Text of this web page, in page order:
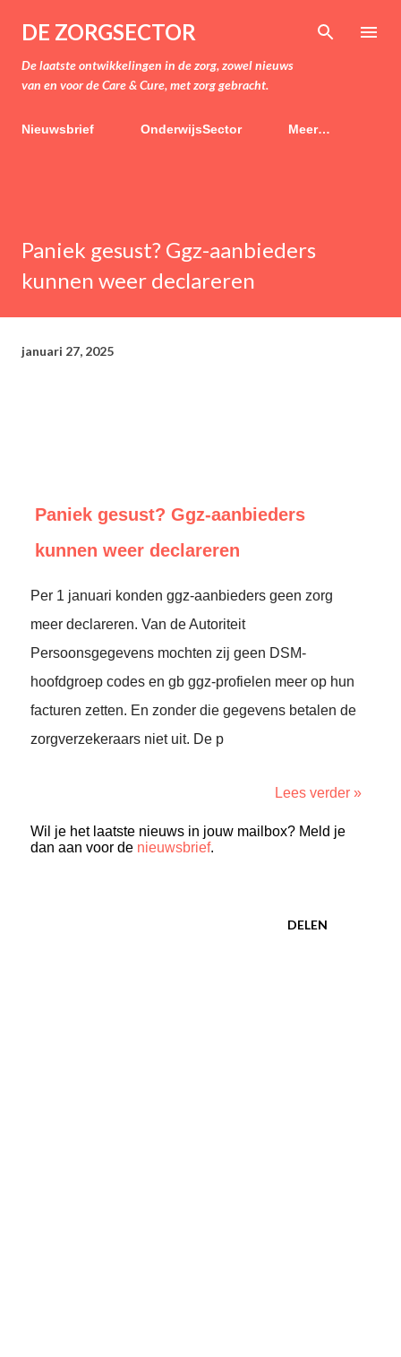
Doorgaan naar hoofdcontent
DE ZORGSECTOR
De laatste ontwikkelingen in de zorg, zowel nieuws
van en voor de Care & Cure, met zorg gebracht.
Nieuwsbrief OnderwijsSector Meer…
Paniek gesust? Ggz-aanbieders
kunnen weer declareren
januari 27, 2025
Paniek gesust? Ggz-aanbieders
kunnen weer declareren
Per 1 januari konden ggz-aanbieders geen zorg
meer declareren. Van de Autoriteit
Persoonsgegevens mochten zij geen DSM-
hoofdgroep codes en gb ggz-profielen meer op hun
facturen zetten. En zonder die gegevens betalen de
zorgverzekeraars niet uit. De p
Lees verder »
Wil je het laatste nieuws in jouw mailbox? Meld je
dan aan voor de nieuwsbrief.
DELEN